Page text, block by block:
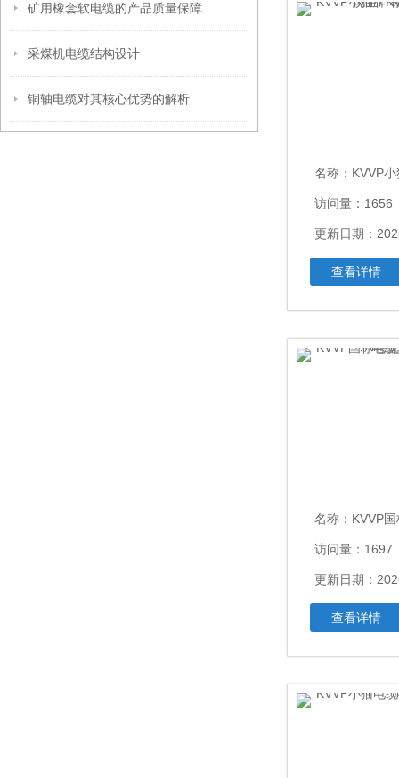
矿用橡套软电缆的产品质量保障
采煤机电缆结构设计
铜轴电缆对其核心优势的解析
名称： KVVP小猫牌
访问量：1656
更新日期：
查看详情
名称： KVVP国标电缆
访问量：1697
更新日期：
查看详情